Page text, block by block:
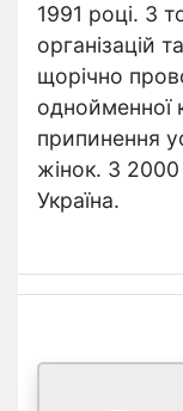
1991 році. З
організацій
щорічно
однойменної
припинення
жінок. З 2000
Україна.